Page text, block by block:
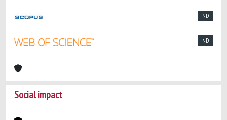
ND
ND
Social impact